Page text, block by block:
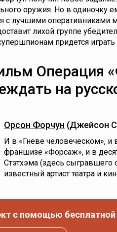
оружия. Но в одиночку
с лучшими оперативниками
лихой группе
придется
Операция
на
Орсон Форчун (Джейсон
И в «Гневе человеческом», и
франшизе «Форсаж», и в
Стэтхэма (здесь сыгравшего
известный артист театра и
с помощью бесплатной